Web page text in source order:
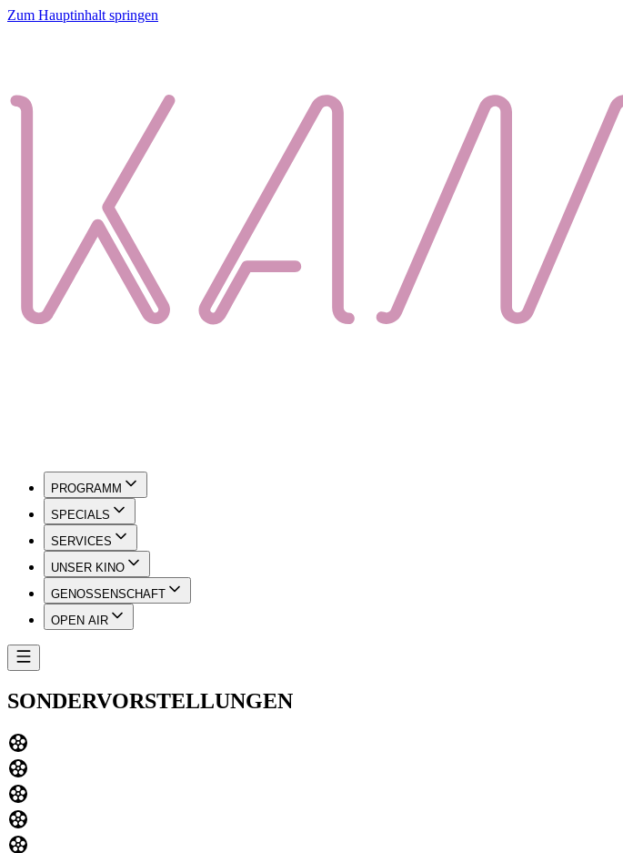
Zum Hauptinhalt springen
PROGRAMM
SPECIALS
SERVICES
UNSER KINO
GENOSSENSCHAFT
OPEN AIR
SONDERVORSTELLUNGEN